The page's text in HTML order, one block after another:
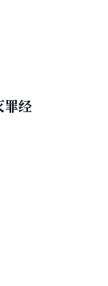
罪经